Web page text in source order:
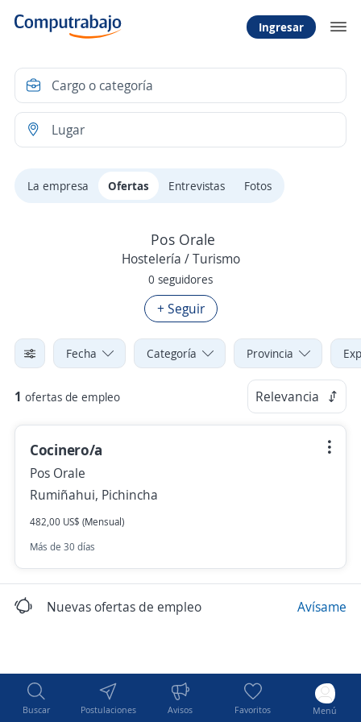
Ingresar
Buscar Postulaciones Avisos Favoritos Menú
La empresa Ofertas Entrevistas Fotos
Pos Orale
Hostelería / Turismo
0 seguidores
+ Seguir
Fecha Categoría Provincia
1 ofertas de empleo Relevancia
Cocinero/a
Pos Orale
Rumiñahui, Pichincha
482,00 US$ (Mensual)
Más de 30 días
Nuevas ofertas de empleo Avísame